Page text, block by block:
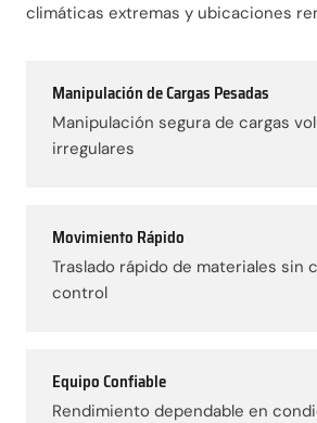
climáticas extremas y ubicaciones
Manipulación de Cargas Pesadas
Manipulación segura de cargas
irregulares
Movimiento Rápido
Traslado rápido de materiales sin
control
Equipo Confiable
Rendimiento dependable en